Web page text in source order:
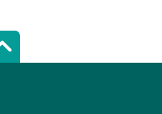
Scroll top of